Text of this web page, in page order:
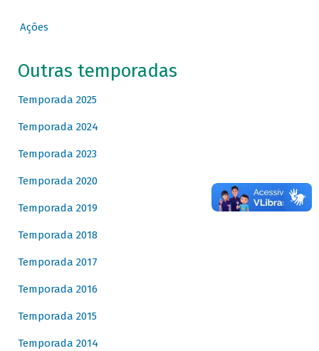
Ações
Outras temporadas
Temporada 2025
Temporada 2024
Temporada 2023
Temporada 2020
Temporada 2019
Temporada 2018
Temporada 2017
Temporada 2016
Temporada 2015
Temporada 2014